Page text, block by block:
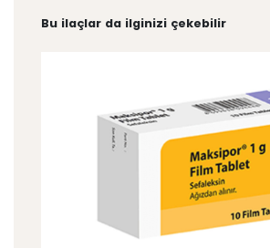
Bu ilaçlar da ilginizi çekebilir